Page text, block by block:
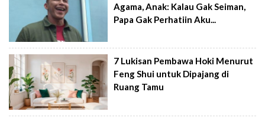
Agama, Anak: Kalau Gak Seiman,
Papa Gak Perhatiin Aku...
7 Lukisan Pembawa Hoki Menurut
Feng Shui untuk Dipajang di
Ruang Tamu